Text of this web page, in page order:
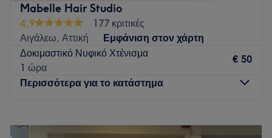
Mabelle Hair Studio
4,9
177 κριτικές
Αιγάλεω, Αττική
Εμφάνιση στον χάρτη
Δοκιμαστικό Νυφικό Χτένισμα
1 ώρα
€ 50
Περισσότερα για το κατάστημα
Τρίτη